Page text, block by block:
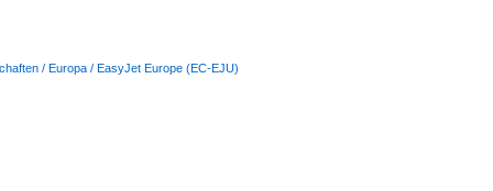
/ Europa / EasyJet Europe (EC-EJU)